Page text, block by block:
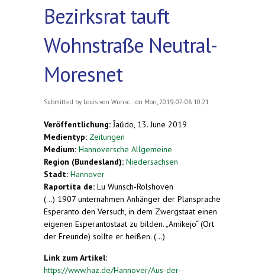
Bezirksrat tauft
Wohnstraße Neutral-
Moresnet
Submitted by Louis von Wunsc... on Mon, 2019-07-08 10:21
Veröffentlichung: Ĵaŭdo, 13. June 2019
Medientyp: Zeitungen
Medium: Hannoversche Allgemeine
Region (Bundesland): Niedersachsen
Stadt: Hannover
Raportita de: Lu Wunsch-Rolshoven
(...) 1907 unternahmen Anhänger der Plansprache
Esperanto den Versuch, in dem Zwergstaat einen
eigenen Esperantostaat zu bilden. „Amikejo“ (Ort
der Freunde) sollte er heißen. (...)
Link zum Artikel:
https://www.haz.de/Hannover/Aus-der-